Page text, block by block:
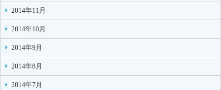
2014年11月
2014年10月
2014年9月
2014年8月
2014年7月